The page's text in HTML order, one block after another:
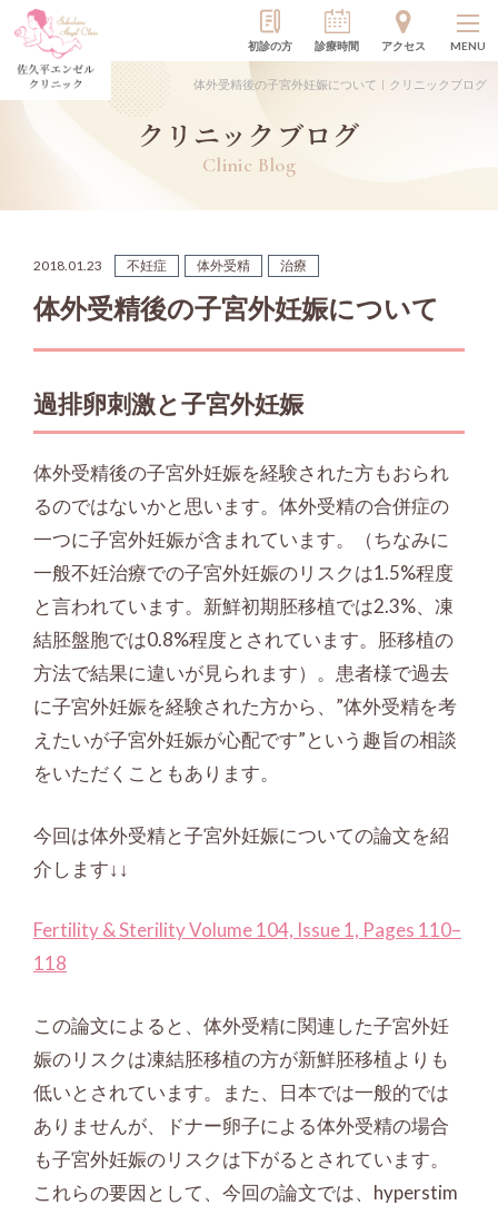
初診の方 診療時間 アクセス MENU
体外受精後の子宮外妊娠について｜クリニックブログ
クリニックブログ
Clinic Blog
2018.01.23 不妊症 体外受精 治療
体外受精後の子宮外妊娠について
過排卵刺激と子宮外妊娠
体外受精後の子宮外妊娠を経験された方もおられ
るのではないかと思います。体外受精の合併症の
一つに子宮外妊娠が含まれています。（ちなみに
一般不妊治療での子宮外妊娠のリスクは1.5%程度
と言われています。新鮮初期胚移植では2.3%、凍
結胚盤胞では0.8%程度とされています。胚移植の
方法で結果に違いが見られます）。患者様で過去
に子宮外妊娠を経験された方から、”体外受精を考
えたいが子宮外妊娠が心配です”という趣旨の相談
をいただくこともあります。
今回は体外受精と子宮外妊娠についての論文を紹
介します↓↓
Fertility & Sterility Volume 104, Issue 1, Pages 110–
118
この論文によると、体外受精に関連した子宮外妊
娠のリスクは凍結胚移植の方が新鮮胚移植よりも
低いとされています。また、日本では一般的では
ありませんが、ドナー卵子による体外受精の場合
も子宮外妊娠のリスクは下がるとされています。
これらの要因として、今回の論文では、hyperstim